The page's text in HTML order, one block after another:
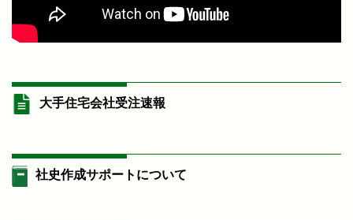
大手住宅会社受注速報
社史作成サポートについて